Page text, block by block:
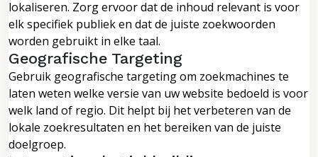
lokaliseren. Zorg ervoor dat de inhoud relevant is voor
elk specifiek publiek en dat de juiste zoekwoorden
worden gebruikt in elke taal.
Geografische Targeting
Gebruik geografische targeting om zoekmachines te
laten weten welke versie van uw website bedoeld is voor
welk land of regio. Dit helpt bij het verbeteren van de
lokale zoekresultaten en het bereiken van de juiste
doelgroep.